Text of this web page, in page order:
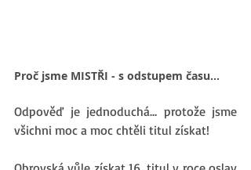
Proč jsme MISTŘI - s odstupem času…
Odpověď je jednoduchá… protože jsme
všichni moc a moc chtěli titul získat!